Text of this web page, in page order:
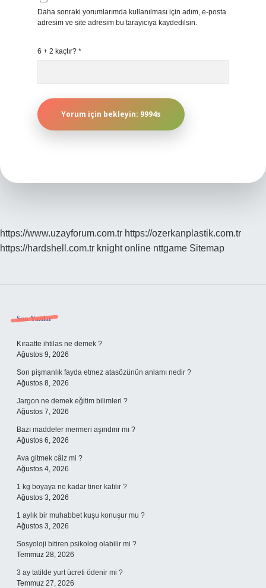
Daha sonraki yorumlarımda kullanılması için adım, e-posta
adresim ve site adresim bu tarayıcıya kaydedilsin.
6 + 2 kaçtır? *
https://www.uzayforum.com.tr https://ozerkanplastik.com.tr
https://hardshell.com.tr knight online nttgame Sitemap
Sidebar
Son Yazılar
Kıraatte ihtilas ne demek ?
Ağustos 9, 2026
Son pişmanlık fayda etmez atasözünün anlamı nedir ?
Ağustos 8, 2026
Jargon ne demek eğitim bilimleri ?
Ağustos 7, 2026
Bazı maddeler mermeri aşındırır mı ?
Ağustos 6, 2026
Ava gitmek câiz mi ?
Ağustos 4, 2026
1 kg boyaya ne kadar tiner katılır ?
Ağustos 3, 2026
1 aylık bir muhabbet kuşu konuşur mu ?
Ağustos 3, 2026
Sosyoloji bitiren psikolog olabilir mi ?
Temmuz 28, 2026
3 ay tatilde yurt ücreti ödenir mi ?
Temmuz 27, 2026